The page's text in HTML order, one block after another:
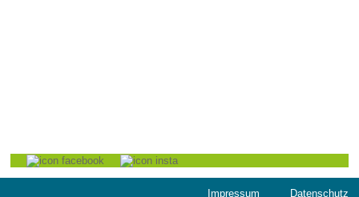
Datenschutz
Impressum